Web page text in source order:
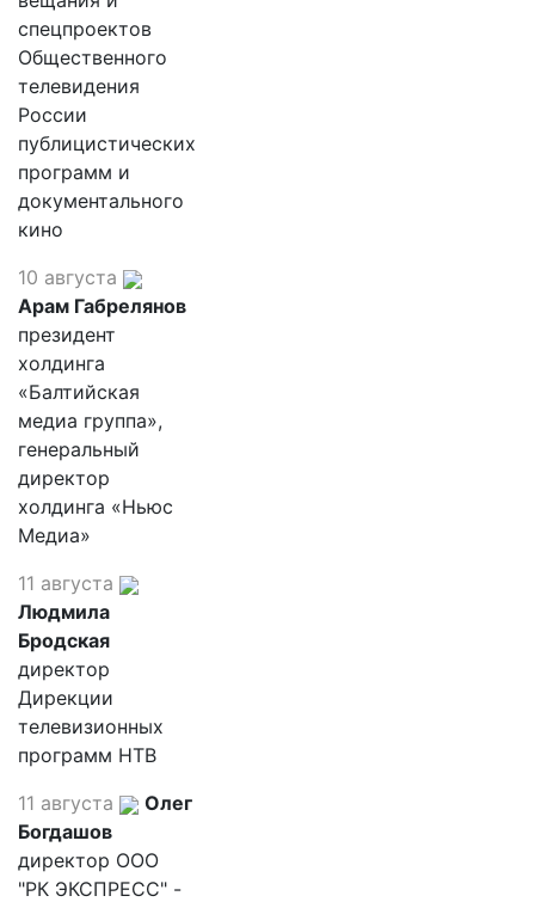
спецпроектов
Общественного
телевидения
России
публицистических
программ и
документального
кино
10 августа
Арам Габрелянов
президент
холдинга
«Балтийская
медиа группа»,
генеральный
директор
холдинга «Ньюс
Медиа»
11 августа
Людмила
Бродская
директор
Дирекции
телевизионных
программ НТВ
11 августа
Олег
Богдашов
директор ООО
"РК ЭКСПРЕСС" -